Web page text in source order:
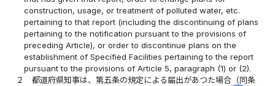
construction, usage, or treatment of polluted water, etc.
pertaining to that report (including the discontinuing of plans
pertaining to the notification pursuant to the provisions of
preceding Article), or order to discontinue plans on the
establishment of Specified Facilities pertaining to the report
pursuant to the provisions of Article 5, paragraph (1) or (2).
２
都道府県知事は、第五条の規定による届出があつた場合（同条